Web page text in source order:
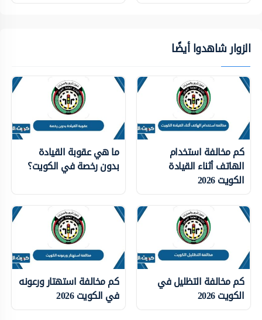
الزوار شاهدوا أيضًا
كم مخالفة استخدام
الهاتف أثناء القيادة
الكويت 2026
ما هي عقوبة القيادة
بدون رخصة في الكويت؟
كم مخالفة التظليل في
الكويت 2026
كم مخالفة استهتار ورعونه
في الكويت 2026